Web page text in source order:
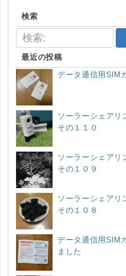
検索
最近の投稿
データ通信用SIM
ソーラーシェア
その１１０
ソーラーシェア
その１０９
ソーラーシェア
その１０８
データ通信用SIM
ました